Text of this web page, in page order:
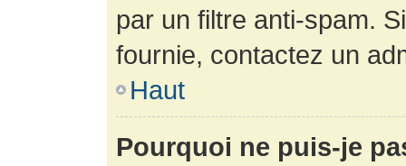
par un filtre anti-spam.
fournie, contactez un
Haut
Pourquoi ne puis-je